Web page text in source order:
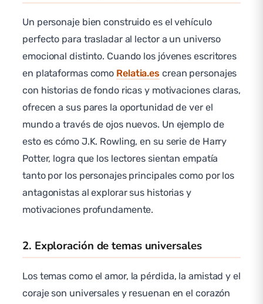
Un personaje bien construido es el vehículo
perfecto para trasladar al lector a un universo
emocional distinto. Cuando los jóvenes escritores
en plataformas como Relatia.es crean personajes
con historias de fondo ricas y motivaciones claras,
ofrecen a sus pares la oportunidad de ver el
mundo a través de ojos nuevos. Un ejemplo de
esto es cómo J.K. Rowling, en su serie de Harry
Potter, logra que los lectores sientan empatía
tanto por los personajes principales como por los
antagonistas al explorar sus historias y
motivaciones profundamente.
2. Exploración de temas universales
Los temas como el amor, la pérdida, la amistad y el
coraje son universales y resuenan en el corazón